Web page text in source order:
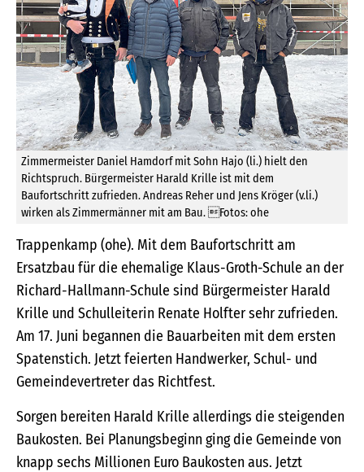
Zimmermeister Daniel Hamdorf mit Sohn Hajo (li.) hielt den
Richtspruch. Bürgermeister Harald Krille ist mit dem
Baufortschritt zufrieden. Andreas Reher und Jens Kröger (v.li.)
wirken als Zimmermänner mit am Bau. Fotos: ohe
Trappenkamp (ohe). Mit dem Baufortschritt am
Ersatzbau für die ehemalige Klaus-Groth-Schule an der
Richard-Hallmann-Schule sind Bürgermeister Harald
Krille und Schulleiterin Renate Holfter sehr zufrieden.
Am 17. Juni begannen die Bauarbeiten mit dem ersten
Spatenstich. Jetzt feierten Handwerker, Schul- und
Gemeindevertreter das Richtfest.
Sorgen bereiten Harald Krille allerdings die steigenden
Baukosten. Bei Planungsbeginn ging die Gemeinde von
knapp sechs Millionen Euro Baukosten aus. Jetzt